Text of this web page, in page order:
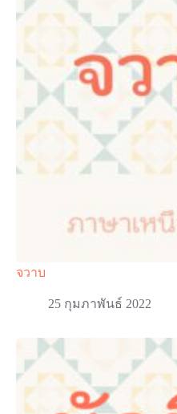
จวาบ
25 กุมภาพันธ์ 2022